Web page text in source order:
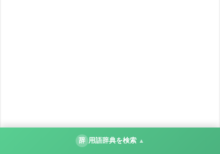
辞 用語辞典を検索 ▲